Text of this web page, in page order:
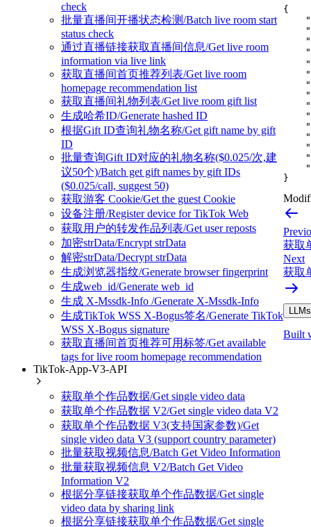
check
批量直播间开播状态检测/Batch live room start
status check
通过直播链接获取直播间信息/Get live room
information via live link
获取直播间首页推荐列表/Get live room
homepage recommendation list
获取直播间礼物列表/Get live room gift list
生成哈希ID/Generate hashed ID
根据Gift ID查询礼物名称/Get gift name by gift
ID
批量查询Gift ID对应的礼物名称($0.025/次,建
议50个)/Batch get gift names by gift IDs
($0.025/call, suggest 50)
获取游客 Cookie/Get the guest Cookie
设备注册/Register device for TikTok Web
获取用户的转发作品列表/Get user reposts
加密strData/Encrypt strData
解密strData/Decrypt strData
生成浏览器指纹/Generate browser fingerprint
生成web_id/Generate web_id
生成 X-Mssdk-Info /Generate X-Mssdk-Info
生成TikTok WSS X-Bogus签名/Generate TikTok
WSS X-Bogus signature
获取直播间首页推荐可用标签/Get available
tags for live room homepage recommendation
TikTok-App-V3-API
获取单个作品数据/Get single video data
获取单个作品数据 V2/Get single video data V2
获取单个作品数据 V3(支持国家参数)/Get
single video data V3 (support country parameter)
批量获取视频信息/Batch Get Video Information
批量获取视频信息 V2/Batch Get Video
Information V2
根据分享链接获取单个作品数据/Get single
video data by sharing link
根据分享链接获取单个作品数据/Get single
{
}
获取
Next
获取
Built